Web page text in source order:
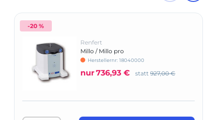
-20 %
Renfert
Millo / Millo pro
Herstellernr: 18040000
nur736,93 € statt 927,00 €